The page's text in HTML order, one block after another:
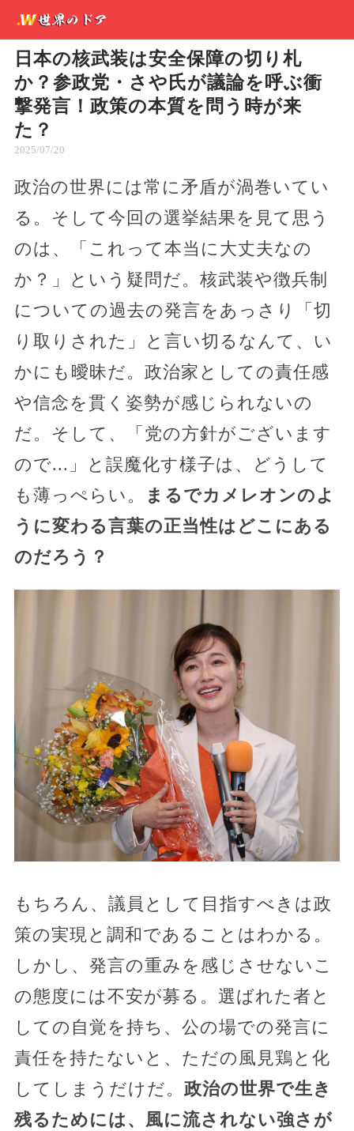
日本の核武装は安全保障の切り札
か？参政党・さや氏が議論を呼ぶ衝
撃発言！政策の本質を問う時が来
た？
2025/07/20
政治の世界には常に矛盾が渦巻いてい
る。そして今回の選挙結果を見て思う
のは、「これって本当に大丈夫なの
か？」という疑問だ。核武装や徴兵制
についての過去の発言をあっさり「切
り取りされた」と言い切るなんて、い
かにも曖昧だ。政治家としての責任感
や信念を貫く姿勢が感じられないの
だ。そして、「党の方針がございます
ので...」と誤魔化す様子は、どうして
も薄っぺらい。
まるでカメレオンのよ
うに変わる言葉の正当性はどこにある
のだろう？
もちろん、議員として目指すべきは政
策の実現と調和であることはわかる。
しかし、発言の重みを感じさせないこ
の態度には不安が募る。選ばれた者と
しての自覚を持ち、公の場での発言に
責任を持たないと、ただの風見鶏と化
してしまうだけだ。 政治の世界で生き
残るためには、風に流されない強さが